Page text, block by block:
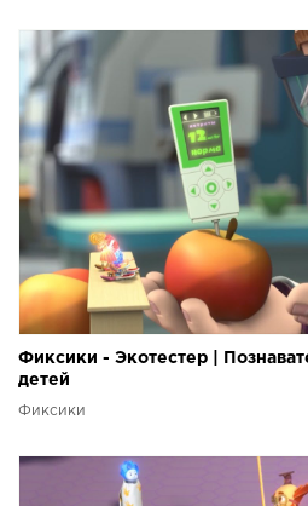
Фиксики - Экотестер |
детей
Фиксики